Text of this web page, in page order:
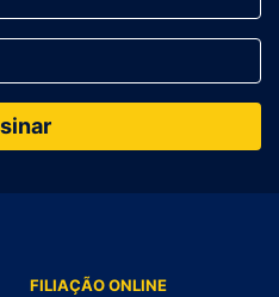
FILIAÇÃO ONLINE